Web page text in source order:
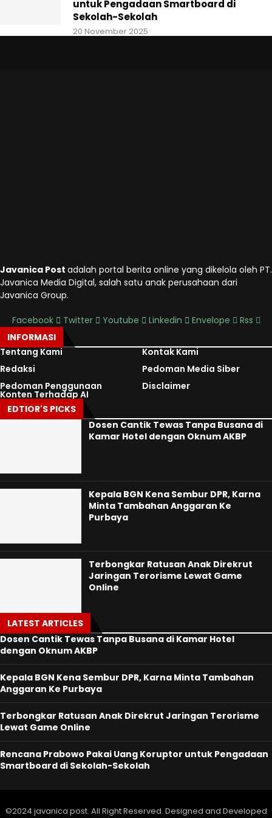
untuk Pengadaan Smartboard di
Sekolah-Sekolah
20 November 2025
Javanica Post adalah portal berita online yang dikelola oleh PT.
Javanica Media Digital, salah satu anak perusahaan dari
Javanica Group.
Facebook Twitter Youtube Linkedin Envelope
Rss
INFORMASI
Tentang Kami
Kontak Kami
Redaksi
Pedoman Media Siber
Pedoman Penggunaan
Konten Terhadap AI
Disclaimer
EDTIOR'S PICKS
Dosen Cantik Tewas Tanpa Busana di
Kamar Hotel dengan Oknum AKBP
Kepala BGN Kena Sembur DPR, Karna
Minta Tambahan Anggaran Ke
Purbaya
Terbongkar Ratusan Anak Direkrut
Jaringan Terorisme Lewat Game
Online
LATEST ARTICLES
Dosen Cantik Tewas Tanpa Busana di Kamar Hotel
dengan Oknum AKBP
Kepala BGN Kena Sembur DPR, Karna Minta Tambahan
Anggaran Ke Purbaya
Terbongkar Ratusan Anak Direkrut Jaringan Terorisme
Lewat Game Online
Rencana Prabowo Pakai Uang Koruptor untuk Pengadaan
Smartboard di Sekolah-Sekolah
©2024 javanica post. All Right Reserved. Designed and Developed